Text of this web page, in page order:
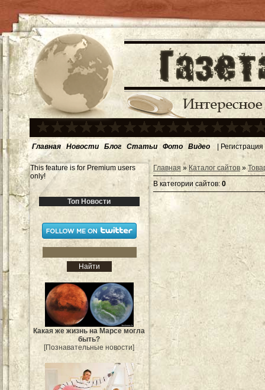
Главная Новости Блог Статьи Фото Видео | Регистрация
This feature is for Premium users
only!
Топ Новости
Какая же жизнь на Марсе могла
быть?
[Познавательные новости]
Главная » Каталог сайтов »
В категории сайтов: 0